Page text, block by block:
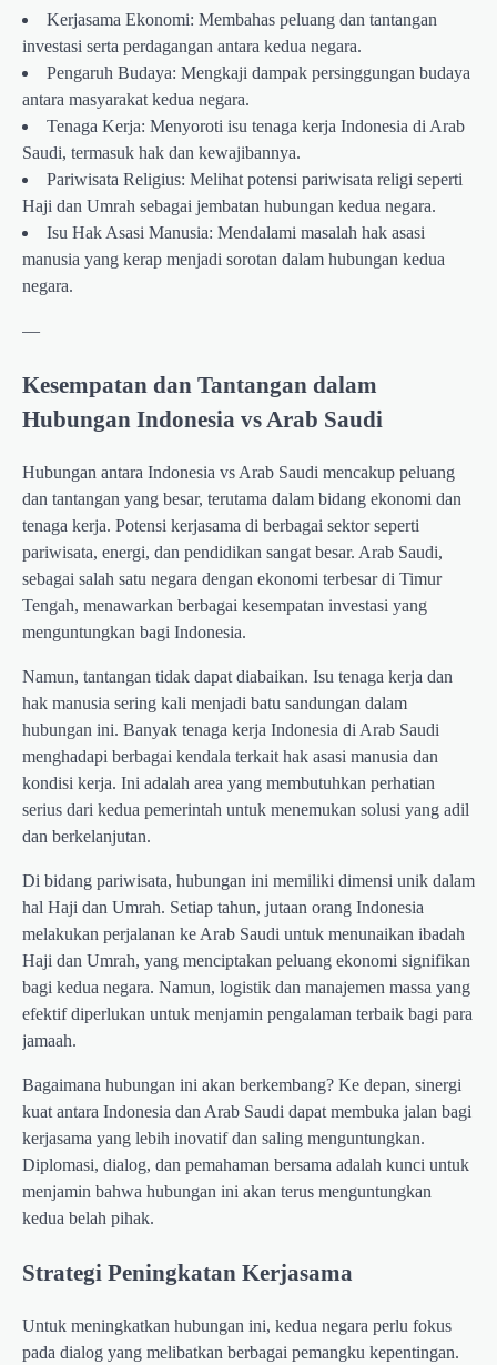
Kerjasama Ekonomi: Membahas peluang dan tantangan
investasi serta perdagangan antara kedua negara.
Pengaruh Budaya: Mengkaji dampak persinggungan budaya
antara masyarakat kedua negara.
Tenaga Kerja: Menyoroti isu tenaga kerja Indonesia di Arab
Saudi, termasuk hak dan kewajibannya.
Pariwisata Religius: Melihat potensi pariwisata religi seperti
Haji dan Umrah sebagai jembatan hubungan kedua negara.
Isu Hak Asasi Manusia: Mendalami masalah hak asasi
manusia yang kerap menjadi sorotan dalam hubungan kedua
negara.
—
Kesempatan dan Tantangan dalam
Hubungan Indonesia vs Arab Saudi
Hubungan antara Indonesia vs Arab Saudi mencakup peluang
dan tantangan yang besar, terutama dalam bidang ekonomi dan
tenaga kerja. Potensi kerjasama di berbagai sektor seperti
pariwisata, energi, dan pendidikan sangat besar. Arab Saudi,
sebagai salah satu negara dengan ekonomi terbesar di Timur
Tengah, menawarkan berbagai kesempatan investasi yang
menguntungkan bagi Indonesia.
Namun, tantangan tidak dapat diabaikan. Isu tenaga kerja dan
hak manusia sering kali menjadi batu sandungan dalam
hubungan ini. Banyak tenaga kerja Indonesia di Arab Saudi
menghadapi berbagai kendala terkait hak asasi manusia dan
kondisi kerja. Ini adalah area yang membutuhkan perhatian
serius dari kedua pemerintah untuk menemukan solusi yang adil
dan berkelanjutan.
Di bidang pariwisata, hubungan ini memiliki dimensi unik dalam
hal Haji dan Umrah. Setiap tahun, jutaan orang Indonesia
melakukan perjalanan ke Arab Saudi untuk menunaikan ibadah
Haji dan Umrah, yang menciptakan peluang ekonomi signifikan
bagi kedua negara. Namun, logistik dan manajemen massa yang
efektif diperlukan untuk menjamin pengalaman terbaik bagi para
jamaah.
Bagaimana hubungan ini akan berkembang? Ke depan, sinergi
kuat antara Indonesia dan Arab Saudi dapat membuka jalan bagi
kerjasama yang lebih inovatif dan saling menguntungkan.
Diplomasi, dialog, dan pemahaman bersama adalah kunci untuk
menjamin bahwa hubungan ini akan terus menguntungkan
kedua belah pihak.
Strategi Peningkatan Kerjasama
Untuk meningkatkan hubungan ini, kedua negara perlu fokus
pada dialog yang melibatkan berbagai pemangku kepentingan.